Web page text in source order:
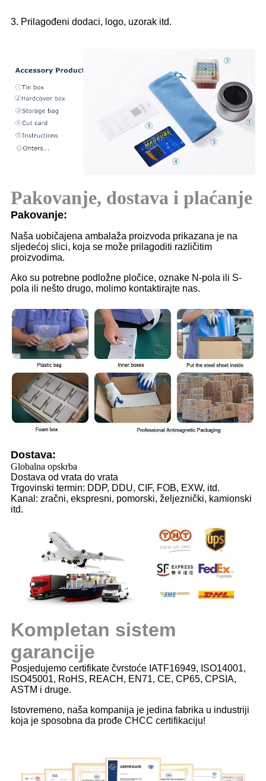
3. Prilagođeni dodaci, logo, uzorak itd.
Pakovanje, dostava i plaćanje
Pakovanje:
Naša uobičajena ambalaža proizvoda prikazana je na
sljedećoj slici, koja se može prilagoditi različitim
proizvodima.
Ako su potrebne podložne pločice, oznake N-pola ili S-
pola ili nešto drugo, molimo kontaktirajte nas.
Dostava:
Globalna opskrba
Dostava od vrata do vrata
Trgovinski termin: DDP, DDU, CIF, FOB, EXW, itd.
Kanal: zračni, ekspresni, pomorski, željeznički, kamionski
itd.
Kompletan sistem
garancije
Posjedujemo certifikate čvrstoće IATF16949, ISO14001,
ISO45001, RoHS, REACH, EN71, CE, CP65, CPSIA,
ASTM i druge.
Istovremeno, naša kompanija je jedina fabrika u industriji
koja je sposobna da prođe CHCC certifikaciju!